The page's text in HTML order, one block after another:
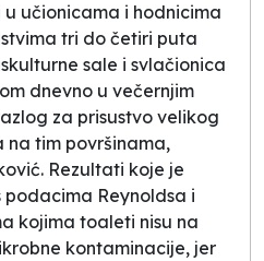
u učionicama i hodnicima
tri do četiri puta
sale i svlačionica
dnevno u večernjim
za prisustvo velikog
na tim površinama,
Rezultati koje je
Reynoldsa i
kojima toaleti nisu na
kontaminacije, jer